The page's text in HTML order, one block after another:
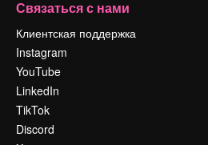
Связаться с нами
Клиентская поддержка
Instagram
YouTube
LinkedIn
TikTok
Discord